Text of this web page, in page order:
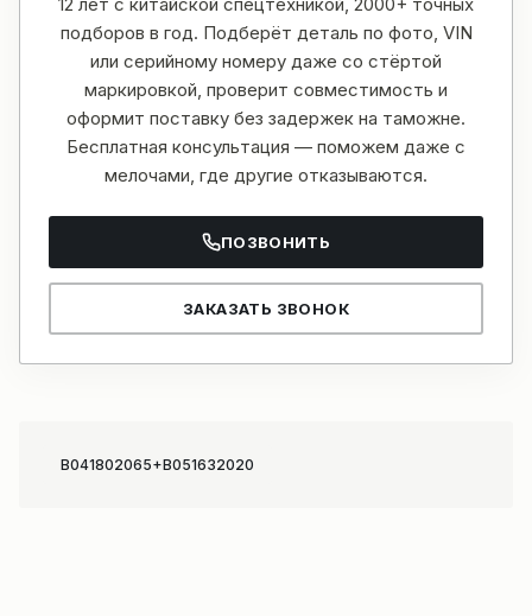
12 лет с китайской спецтехникой, 2000+ точных
подборов в год. Подберёт деталь по фото, VIN
или серийному номеру даже со стёртой
маркировкой, проверит совместимость и
оформит поставку без задержек на таможне.
Бесплатная консультация — поможем даже с
мелочами, где другие отказываются.
ПОЗВОНИТЬ
ЗАКАЗАТЬ ЗВОНОК
B041802065+B051632020